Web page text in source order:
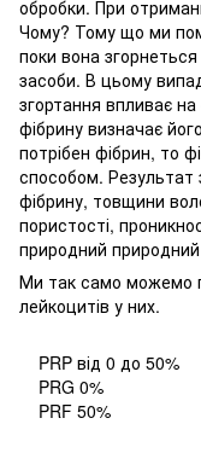
обробки. При
Чому? Тому що ми
поки вона згорнеться
засоби. В цьому
згортання впливає
фібрину визначає
потрібен фібрин, то
способом. Результат
фібрину, товщини
пористості,
природний
Ми так само можемо
лейкоцитів у них.
PRP від ​​0 до 50%
PRG 0%
PRF 50%